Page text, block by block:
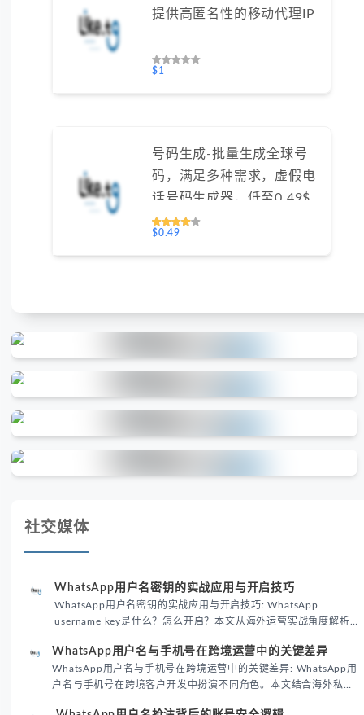
提供高匿名性的移动代理IP
$1
号码生成-批量生成全球号
码，满足多种需求，虚假电
话号码生成器，低至0.49$/
天#GN016
$0.49
社交媒体
WhatsApp用户名密钥的实战应用与开启技巧
WhatsApp用户名密钥的实战应用与开启技巧: WhatsApp
username key是什么？怎么开启？本文从海外运营实战角度解析
境团队高效触达目标客户。
WhatsApp用户名与手机号在跨境运营中的关键差异
WhatsApp用户名与手机号在跨境运营中的关键差异: WhatsApp用
户名与手机号在跨境客户开发中扮演不同角色。本文结合海外私域